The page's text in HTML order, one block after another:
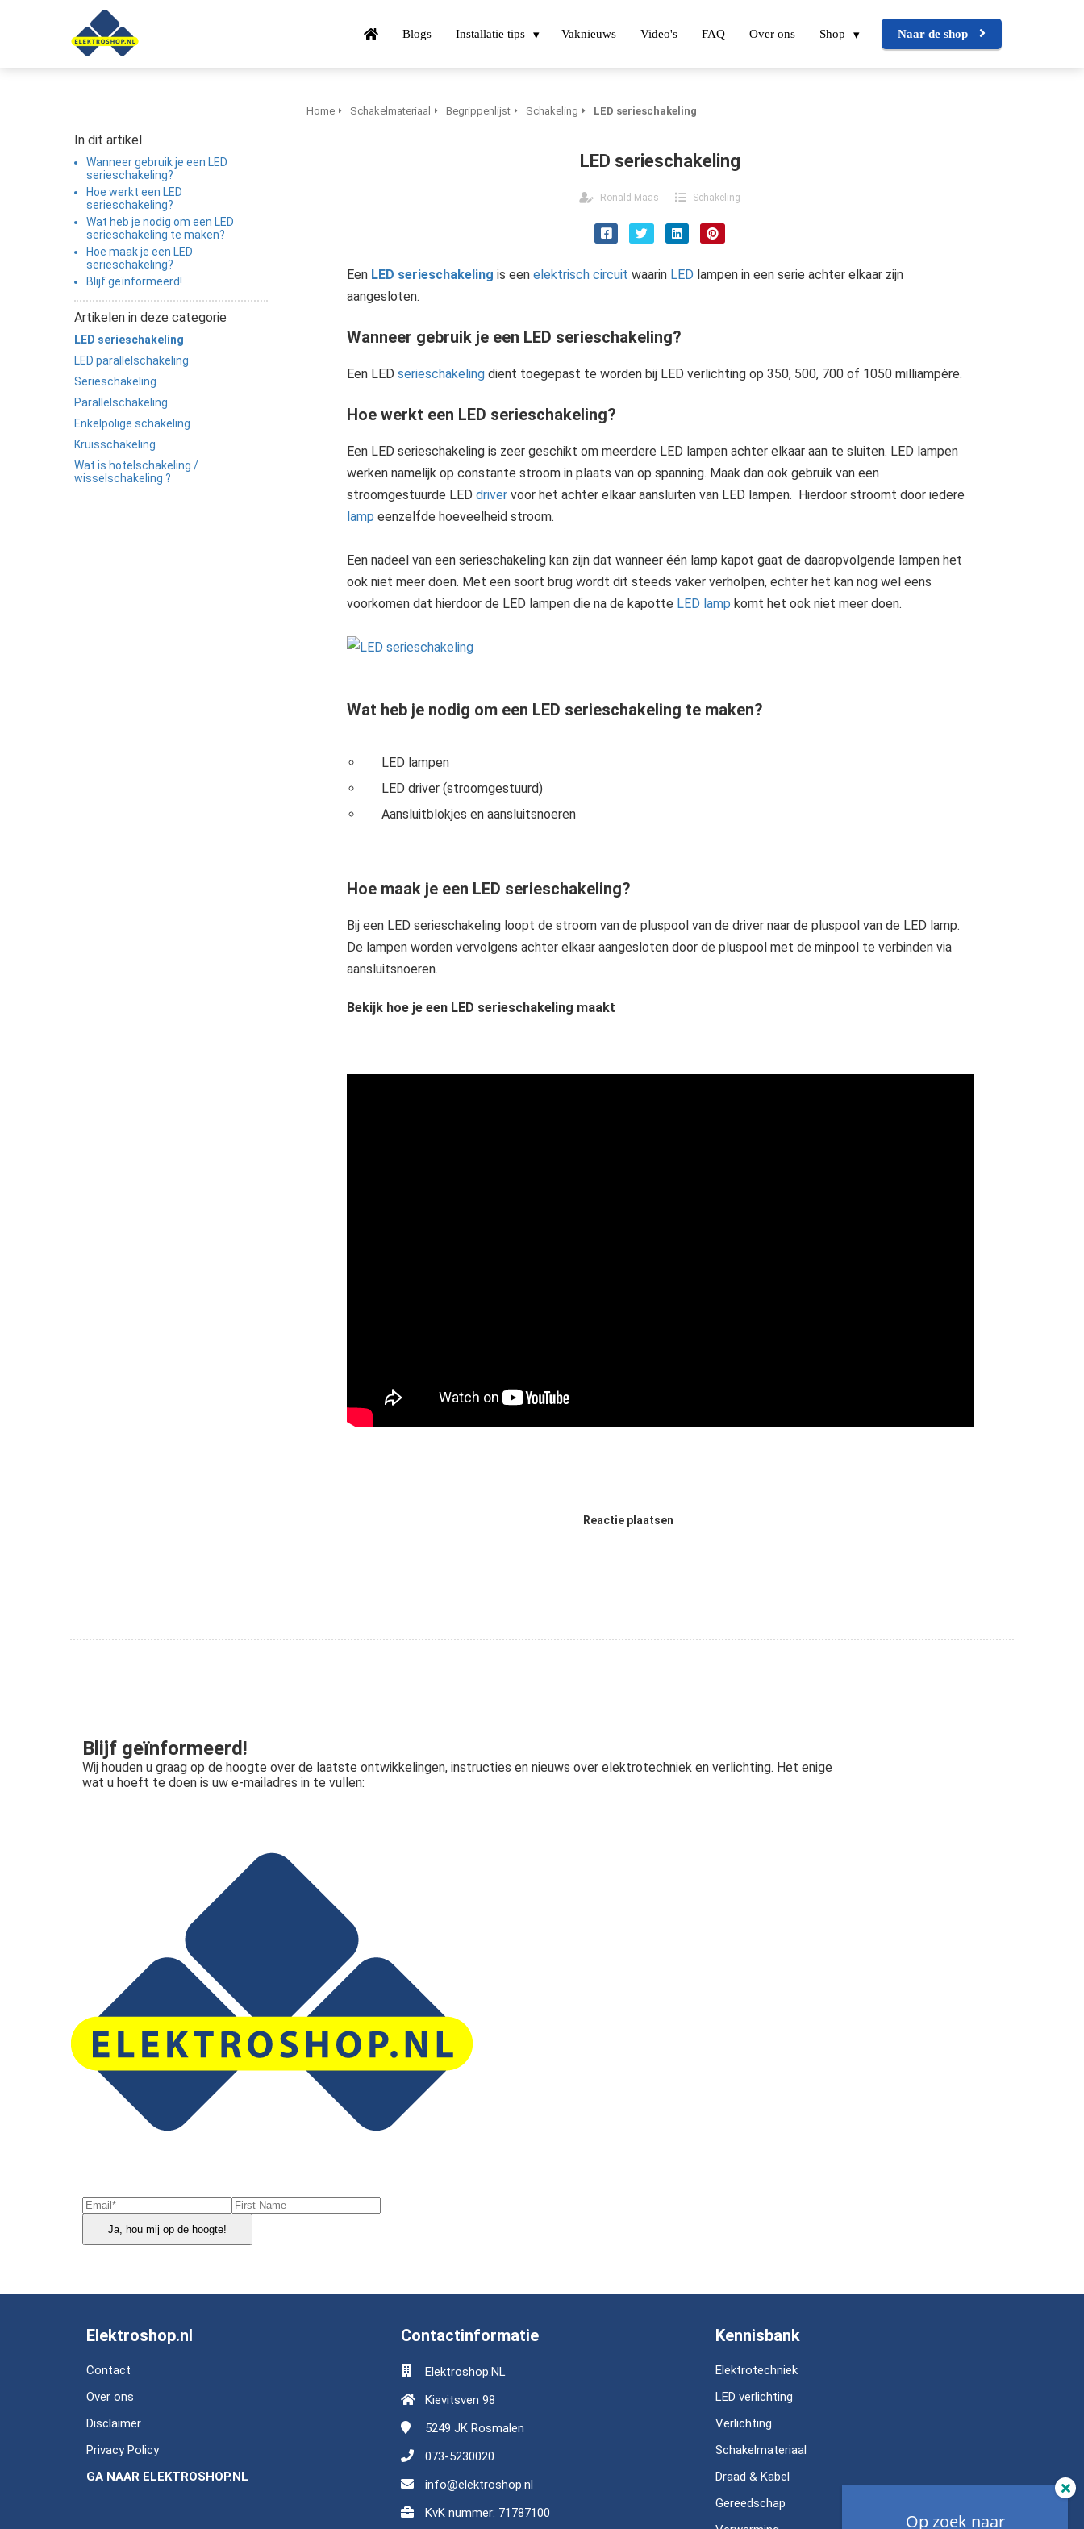
Blogs Installatie tips Vaknieuws Video's FAQ Over ons Shop Naar de shop
In dit artikel
Wanneer gebruik je een LED
serieschakeling?
Hoe werkt een LED
serieschakeling?
Wat heb je nodig om een LED
serieschakeling te maken?
Hoe maak je een LED
serieschakeling?
Blijf geïnformeerd!
Artikelen in deze categorie
LED serieschakeling
LED parallelschakeling
Serieschakeling
Parallelschakeling
Enkelpolige schakeling
Kruisschakeling
Wat is hotelschakeling /
wisselschakeling ?
Home Schakelmateriaal Begrippenlijst Schakeling LED serieschakeling
LED serieschakeling
Ronald Maas Schakeling
Een LED serieschakeling is een elektrisch circuit waarin LED lampen in een serie achter elkaar zijn
aangesloten.
Wanneer gebruik je een LED serieschakeling?
Een LED serieschakelingdient toegepast te worden bij LED verlichting op 350, 500, 700 of 1050 milliampère.
Hoe werkt een LED serieschakeling?
Een LED serieschakeling is zeer geschikt om meerdere LED lampen achter elkaar aan te sluiten. LED lampen
werken namelijk op constante stroom in plaats van op spanning. Maak dan ook gebruik van een
stroomgestuurde LED drivervoor het achter elkaar aansluiten van LED lampen. Hierdoor stroomt door iedere
lamp eenzelfde hoeveelheid stroom.
Een nadeel van een serieschakeling kan zijn dat wanneer één lamp kapot gaat de daaropvolgende lampen het
ook niet meer doen. Met een soort brug wordt dit steeds vaker verholpen, echter het kan nog wel eens
voorkomen dat hierdoor de LED lampen die na de kapotte LED lamp komt het ook niet meer doen.
Wat heb je nodig om een LED serieschakeling te maken?
LED lampen
LED driver (stroomgestuurd)
Aansluitblokjes en aansluitsnoeren
Hoe maak je een LED serieschakeling?
Bij een LED serieschakeling loopt de stroom van de pluspool van de driver naar de pluspool van de LED lamp.
De lampen worden vervolgens achter elkaar aangesloten door de pluspool met de minpool te verbinden via
aansluitsnoeren.
Bekijk hoe je een LED serieschakeling maakt
Reactie plaatsen
Blijf geïnformeerd!
Wij houden u graag op de hoogte over de laatste ontwikkelingen, instructies en nieuws over elektrotechniek en verlichting. Het enige
wat u hoeft te doen is uw e-mailadres in te vullen:
Ja, hou mij op de hoogte!
Elektroshop.nl
Contact
Over ons
Disclaimer
Privacy Policy
GA NAAR ELEKTROSHOP.NL
Contactinformatie
Elektroshop.NL
Kievitsven 98
5249 JK Rosmalen
073-5230020
info@elektroshop.nl
KvK nummer: 71787100
Kennisbank
Elektrotechniek
LED verlichting
Verlichting
Schakelmateriaal
Draad & Kabel
Gereedschap
Op zoek naar
over
gedrag van een
tonen
op het
van deze